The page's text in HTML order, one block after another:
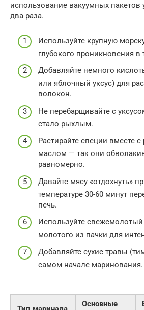
использование вакуумных пакетов
два раза.
Используйте крупную
глубокого проникновения в
Добавляйте немного
или яблочный уксус) для
волокон.
Не перебарщивайте с
стало рыхлым.
Растирайте специи вместе
маслом — так они
равномерно.
Давайте мясу «отдохнуть»
температуре 30-60 минут
печь.
Используйте
молотого из пачки для
Добавляйте сухие травы
самом начале маринования.
Основные